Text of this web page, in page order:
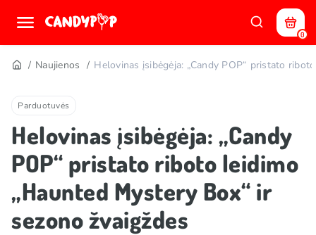
0
Naujienos Helovinas įsibėgėja: „Candy POP“ pristato
Parduotuvės
Helovinas įsibėgėja: „Candy
POP“ pristato riboto leidimo
„Haunted Mystery Box“ ir
sezono žvaigždes